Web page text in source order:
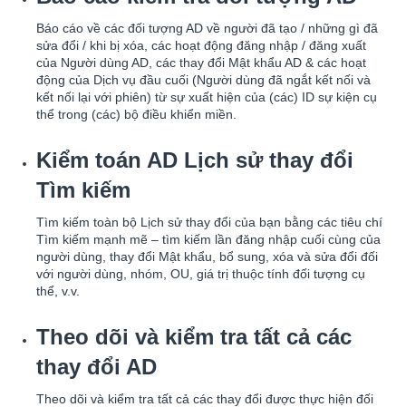
Báo cáo về các đối tượng AD về người đã tạo / những gì đã
sửa đổi / khi bị xóa, các hoạt động đăng nhập / đăng xuất
của Người dùng AD, các thay đổi Mật khẩu AD & các hoạt
động của Dịch vụ đầu cuối (Người dùng đã ngắt kết nối và
kết nối lại với phiên) từ sự xuất hiện của (các) ID sự kiện cụ
thể trong (các) bộ điều khiển miền.
Kiểm toán AD Lịch sử thay đổi
Tìm kiếm
Tìm kiếm toàn bộ Lịch sử thay đổi của bạn bằng các tiêu chí
Tìm kiếm mạnh mẽ – tìm kiếm lần đăng nhập cuối cùng của
người dùng, thay đổi Mật khẩu, bổ sung, xóa và sửa đổi đối
với người dùng, nhóm, OU, giá trị thuộc tính đối tượng cụ
thể, v.v.
Theo dõi và kiểm tra tất cả các
thay đổi AD
Theo dõi và kiểm tra tất cả các thay đổi được thực hiện đối